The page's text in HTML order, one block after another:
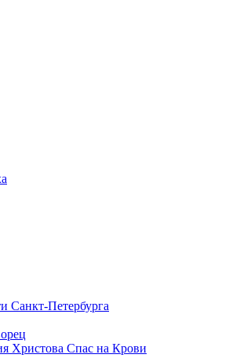
Санкт-Петербурга
Христова Спас на Крови